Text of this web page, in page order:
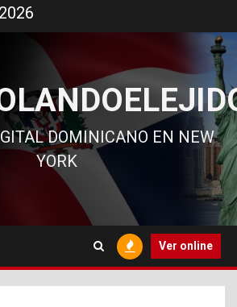
DOMINICANO EN NEW
YORK
Ver online